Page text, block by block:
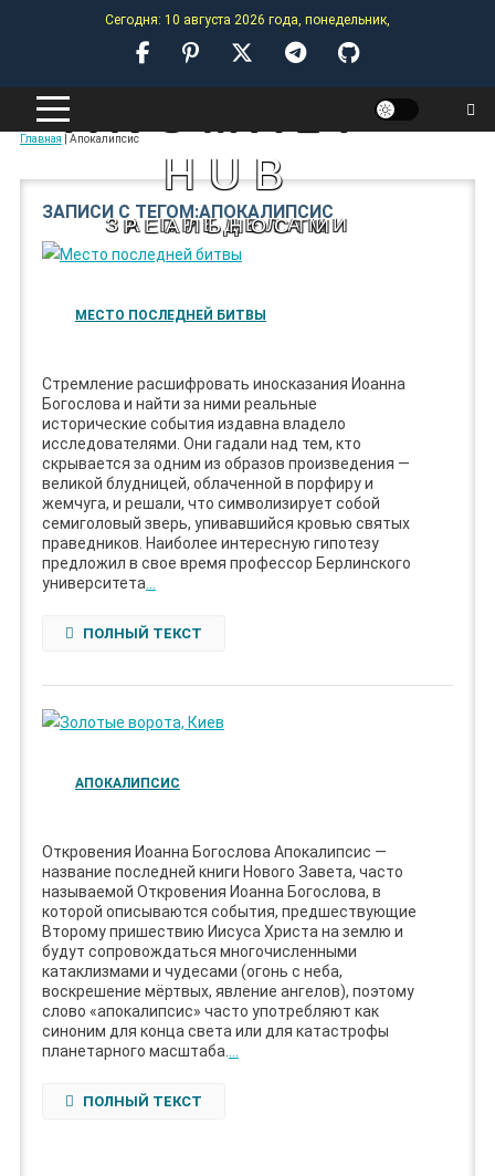
Сегодня: 10 августа 2026 года, понедельник,
ANOMALY-
HUB
ЗА ПРЕДЕЛАМИ РЕАЛЬНОСТИ
Главная Апокалипсис
ЗАПИСИ С ТЕГОМ:АПОКАЛИПСИС
МЕСТО ПОСЛЕДНЕЙ БИТВЫ
Стремление расшифровать иносказания Иоанна
Богослова и найти за ними реальные
исторические события издавна владело
исследователями. Они гадали над тем, кто
скрывается за одним из образов произведения —
великой блудницей, облаченной в порфиру и
жемчуга, и решали, что символизирует собой
семиголовый зверь, упивавшийся кровью святых
праведников. Наиболее интересную гипотезу
предложил в свое время профессор Берлинского
университета
ПОЛНЫЙ ТЕКСТ
АПОКАЛИПСИС
Откровения Иоанна Богослова Апокалипсис —
название последней книги Нового Завета, часто
называемой Откровения Иоанна Богослова, в
которой описываются события, предшествующие
Второму пришествию Иисуса Христа на землю и
будут сопровождаться многочисленными
катаклизмами и чудесами (огонь с неба,
воскрешение мёртвых, явление ангелов), поэтому
слово «апокалипсис» часто употребляют как
синоним для конца света или для катастрофы
планетарного масштаба.
ПОЛНЫЙ ТЕКСТ